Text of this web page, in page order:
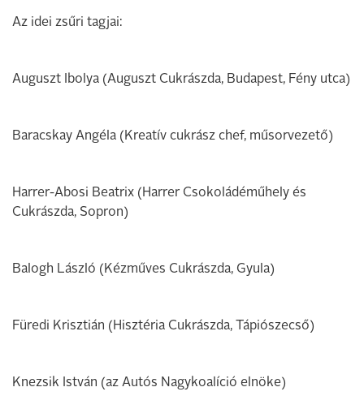
Az idei zsűri tagjai:
Auguszt Ibolya (Auguszt Cukrászda, Budapest, Fény utca)
Baracskay Angéla (Kreatív cukrász chef, műsorvezető)
Harrer-Abosi Beatrix (Harrer Csokoládéműhely és
Cukrászda, Sopron)
Balogh László (Kézműves Cukrászda, Gyula)
Füredi Krisztián (Hisztéria Cukrászda, Tápiószecső)
Knezsik István (az Autós Nagykoalíció elnöke)